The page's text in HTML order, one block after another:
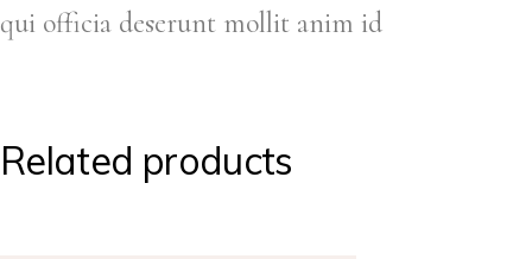
qui officia deserunt mollit anim id
Related products